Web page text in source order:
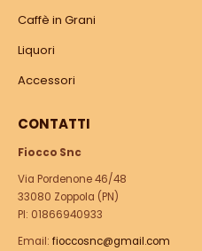
Caffè in Grani
Liquori
Accessori
CONTATTI
Fiocco Snc
Via Pordenone 46/48
33080 Zoppola (PN)
PI: 01866940933
Email: fioccosnc@gmail.com